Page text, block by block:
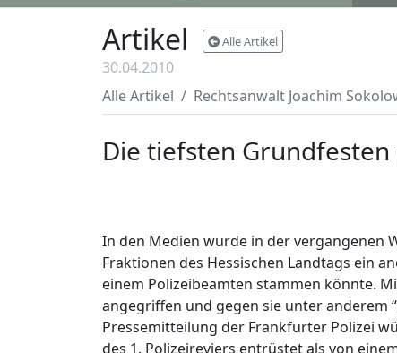
Artikel Alle Artikel
30.04.2010
Alle Artikel
Rechtsanwalt Joachim
Die tiefsten
In den Medien wurde in der vergangenen
Fraktionen des Hessischen Landtags ein
einem Polizeibeamten stammen könnte.
angegriffen und gegen sie unter anderem
Pressemitteilung der Frankfurter Polizei
des 1. Polizeireviers entrüstet als von